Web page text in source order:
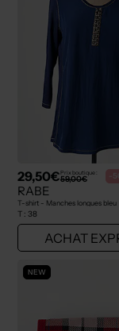
29,50€Prix boutique :
59,00€ -
RABE
T-shirt - Manches longues bleu
T : 38
ACHAT
NEW